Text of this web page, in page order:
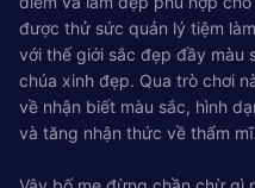
được thử sức quản lý tiệm
với thế giới sắc đẹp đầy màu
chúa xinh đẹp. Qua trò chơi
về nhận biết màu sắc, hình
và tăng nhận thức về thẩm